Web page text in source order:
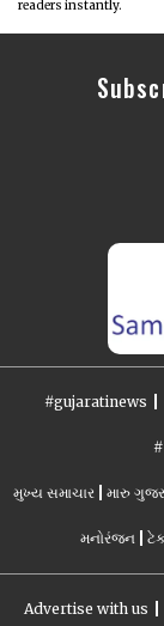
readers instantly.
#gujaratinews
મુખ્ય સમાચાર મારુ
મનોરંજન
Advertise with us